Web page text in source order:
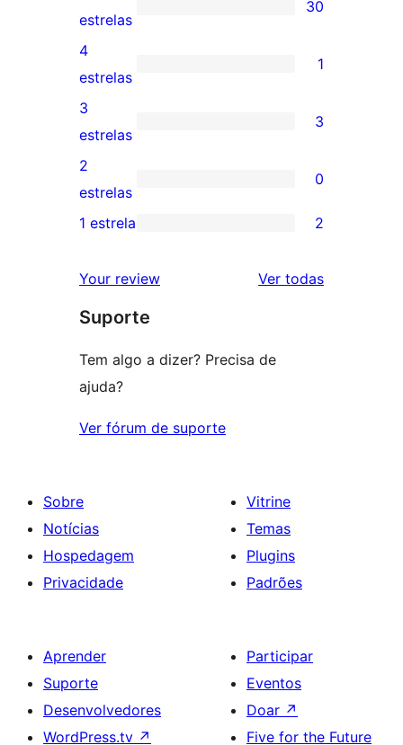
30
avaliações
com
5
estrelas
estrelas
30
1
avaliação
com
4
estrela
4
estrelas
1
3
avaliações
com
3
3
estrelas
3
0
avaliação
2
2
estrelas
0
com
1
1 estrela 2
Your review Ver todasavaliações
Suporte
Tem algo a dizer? Precisa de
ajuda?
Ver fórum de suporte
Sobre
Notícias
Hospedagem
Privacidade
Vitrine
Temas
Plugins
Padrões
Aprender
Suporte
Desenvolvedores
WordPress.tv ↗
Participar
Eventos
Doar ↗
Five for the Future